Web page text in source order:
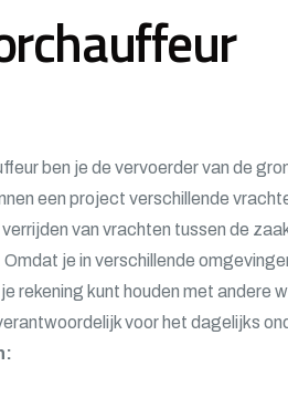
ben je de vervoerder van de
een project verschillende
van vrachten tussen de
je in verschillende
rekening kunt houden met andere
voor het dagelijks